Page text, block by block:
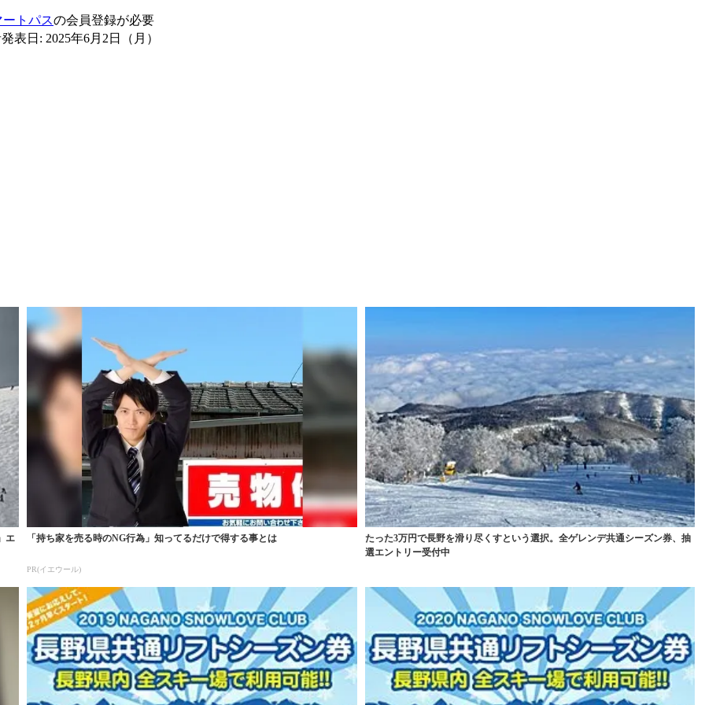
トパスの会員登録が必要
日: 2025年6月2日（月）
エ 「持ち家を売る時のNG行為」知ってるだけで得する事とは
PR(イエウール)
たった3万円で長野を滑り尽くすという選択。全ゲレンデ共通シーズン券、抽
選エントリー受付中